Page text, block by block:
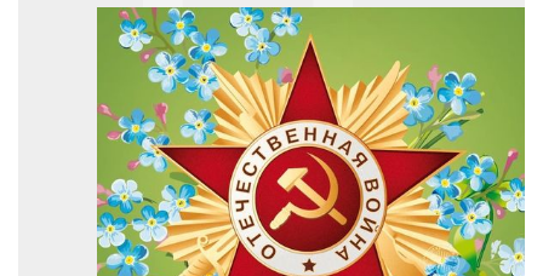
Круги и абразивы
Нержавейка
Хозтовары